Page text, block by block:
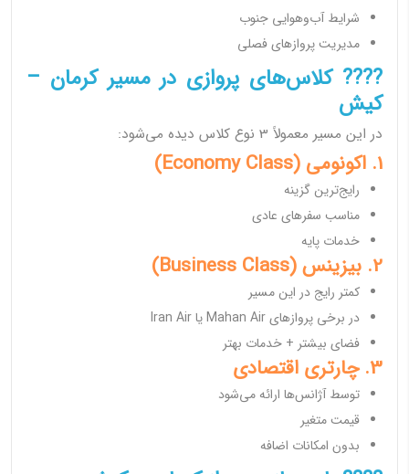
شرایط آب‌وهوایی جنوب
مدیریت پروازهای فصلی
???? کلاس‌های پروازی در مسیر کرمان –
کیش
در این مسیر معمولاً 3 نوع کلاس دیده می‌شود:
1. اکونومی (Economy Class)
رایج‌ترین گزینه
مناسب سفرهای عادی
خدمات پایه
2. بیزینس (Business Class)
کمتر رایج در این مسیر
در برخی پروازهای Mahan Air یا Iran Air
فضای بیشتر + خدمات بهتر
3. چارتری اقتصادی
توسط آژانس‌ها ارائه می‌شود
قیمت متغیر
بدون امکانات اضافه